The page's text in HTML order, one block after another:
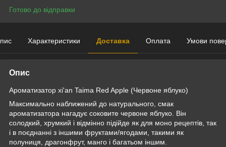
Готово до відправки
Характеристики Доставка Оплата Умови
Опис
Ароматизатор xi'an Taima Red Apple (Червоне яблуко)
Максимально наближений до натурального, смак
ароматизатора нагадує соковите червоне яблуко. Він
солодкий, хрумкий і відмінно підійде як для моно рецептів, так
і в поєднанні з іншими фруктами/ягодами, такими як
полуниця, драгонфрут, манго і багатьом іншим.